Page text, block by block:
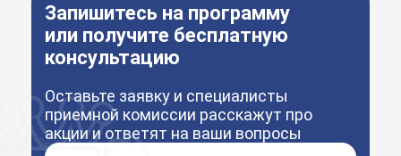
Запишитесь на программу
или получите бесплатную
консультацию
Оставьте заявку и специалисты
приемной комиссии расскажут про
акции и ответят на ваши вопросы